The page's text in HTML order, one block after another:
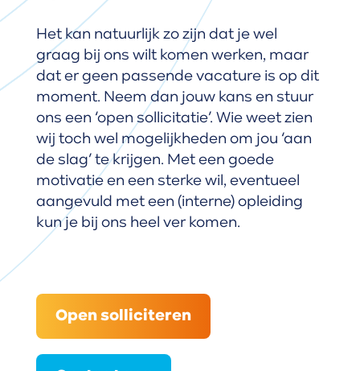
Het kan natuurlijk zo zijn dat je wel
graag bij ons wilt komen werken, maar
dat er geen passende vacature is op dit
moment. Neem dan jouw kans en stuur
ons een ‘open sollicitatie’. Wie weet zien
wij toch wel mogelijkheden om jou ‘aan
de slag’ te krijgen. Met een goede
motivatie en een sterke wil, eventueel
aangevuld met een (interne) opleiding
kun je bij ons heel ver komen.
Open solliciteren